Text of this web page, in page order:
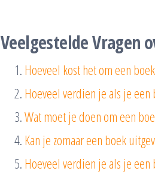
Veelgestelde Vragen
Hoeveel kost het om een
Hoeveel verdien je als je een
Wat moet je doen om een
Kan je zomaar een boek
Hoeveel verdien je als je een